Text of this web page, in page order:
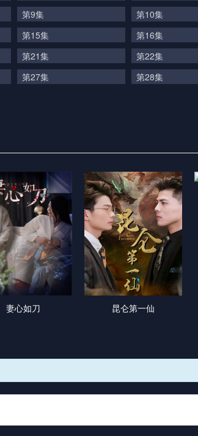
第9集
第10集
第15集
第16集
第21集
第22集
第27集
第28集
妻心如刀 昆仑第一仙